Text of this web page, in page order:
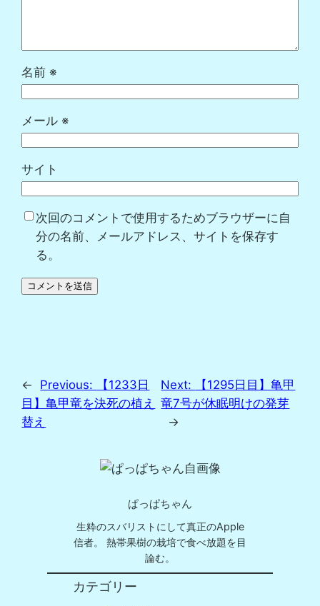
名前 ※
メール ※
サイト
次回のコメントで使用するためブラウザーに自
分の名前、メールアドレス、サイトを保存す
る。
← Previous:
【1233日
目】亀甲竜を決死の植え
替え
Next:
【1295日目】亀甲
竜7号が休眠明けの発芽
→
ぱっぱちゃん
生粋のスバリストにして真正のApple
信者。 熱帯果樹の栽培で食べ放題を目
論む。
カテゴリー